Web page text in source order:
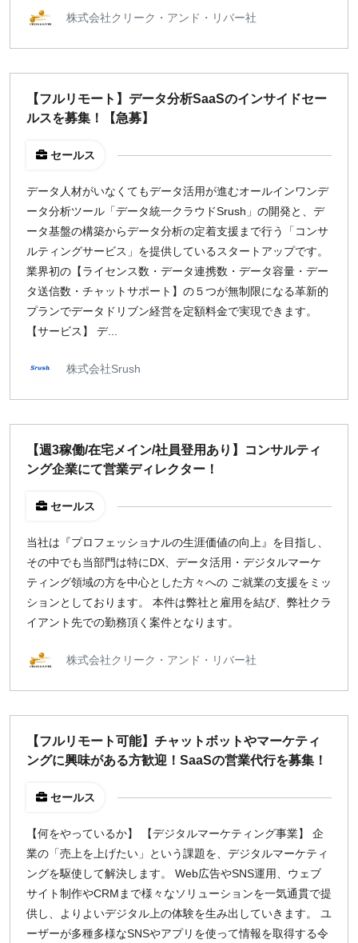
株式会社クリーク・アンド・リバー社
【フルリモート】データ分析SaaSのインサイドセー
ルスを募集！【急募】
セールス
データ人材がいなくてもデータ活用が進むオールインワンデ
ータ分析ツール「データ統一クラウドSrush」の開発と、デ
ータ基盤の構築からデータ分析の定着支援まで行う「コンサ
ルティングサービス」を提供しているスタートアップです。
業界初の【ライセンス数・データ連携数・データ容量・デー
タ送信数・チャットサポート】の５つが無制限になる革新的
プランでデータドリブン経営を定額料金で実現できます。
【サービス】 デ...
株式会社Srush
【週3稼働/在宅メイン/社員登用あり】コンサルティ
ング企業にて営業ディレクター！
セールス
当社は『プロフェッショナルの生涯価値の向上』を目指し、
その中でも当部門は特にDX、データ活用・デジタルマーケ
ティング領域の方を中心とした方々への ご就業の支援をミッ
ションとしております。 本件は弊社と雇用を結び、弊社クラ
イアント先での勤務頂く案件となります。
株式会社クリーク・アンド・リバー社
【フルリモート可能】チャットボットやマーケティ
ングに興味がある方歓迎！SaaSの営業代行を募集！
セールス
【何をやっているか】 【デジタルマーケティング事業】 企
業の「売上を上げたい」という課題を、デジタルマーケティ
ングを駆使して解決します。 Web広告やSNS運用、ウェブ
サイト制作やCRMまで様々なソリューションを一気通貫で提
供し、よりよいデジタル上の体験を生み出していきます。 ユ
ーザーが多種多様なSNSやアプリを使って情報を取得する令